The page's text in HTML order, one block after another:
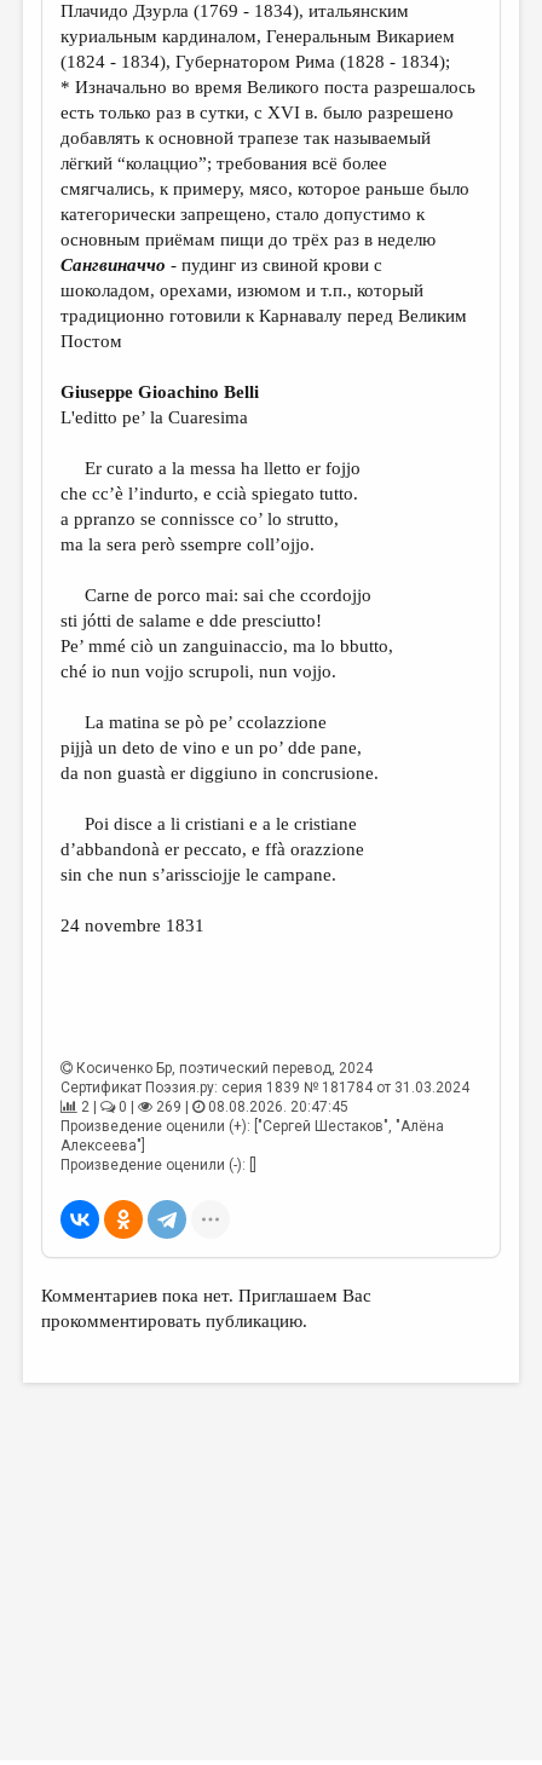
КОЛОНКА РЕДАКТОРА
РЕДКОЛЛЕГИЯ
ОТ РЕДАКЦИИ
МАЛАЯ ПРОЗА
ЭССЕИСТИКА
ЛИТЕРАТУРОВЕДЕНИЕ
КУЛЬТУРОВЕДЕНИЕ
ПУБЛИЦИСТИКА
ЦИКЛЫ ПУБЛИКАЦИЙ
МЕДИА
ВКОНТАКТЕ
Плачидо Дзурла (1769 - 1834), итальянским
куриальным кардиналом, Генеральным Викарием
(1824 - 1834), Губернатором Рима (1828 - 1834);
* Изначально во время Великого поста разрешалось
есть только раз в сутки, с XVI в. было разрешено
добавлять к основной трапезе так называемый
лёгкий “колаццио”; требования всё более
смягчались, к примеру, мясо, которое раньше было
категорически запрещено, стало допустимо к
основным приёмам пищи до трёх раз в неделю
Сангвиначчо - пудинг из свиной крови с
шоколадом, орехами, изюмом и т.п., который
традиционно готовили к Карнавалу перед Великим
Постом
Giuseppe Gioachino Belli
L'editto pe’ la Cuaresima
Er curato a la messa ha lletto er fojjo
che cc’è l’indurto, e ccià spiegato tutto.
a ppranzo se connissce co’ lo strutto,
ma la sera però ssempre coll’ojjo.
Carne de porco mai: sai che ccordojjo
sti jótti de salame e dde presciutto!
Pe’ mmé ciò un zanguinaccio, ma lo bbutto,
ché io nun vojjo scrupoli, nun vojjo.
La matina se pò pe’ ccolazzione
pijjà un deto de vino e un po’ dde pane,
da non guastà er diggiuno in concrusione.
Poi disce a li cristiani e a le cristiane
d’abbandonà er peccato, e ffà orazzione
sin che nun s’arissciojje le campane.
24 novembre 1831
Косиченко Бр, поэтический перевод, 2024
Сертификат Поэзия.ру: серия 1839 № 181784 от 31.03.2024
2 |
0 | 269 |
08.08.2026. 20:47:45
Произведение оценили (+): ["Сергей Шестаков", "Алёна
Алексеева"]
Произведение оценили (-): []
Комментариев пока нет. Приглашаем Вас
прокомментировать публикацию.